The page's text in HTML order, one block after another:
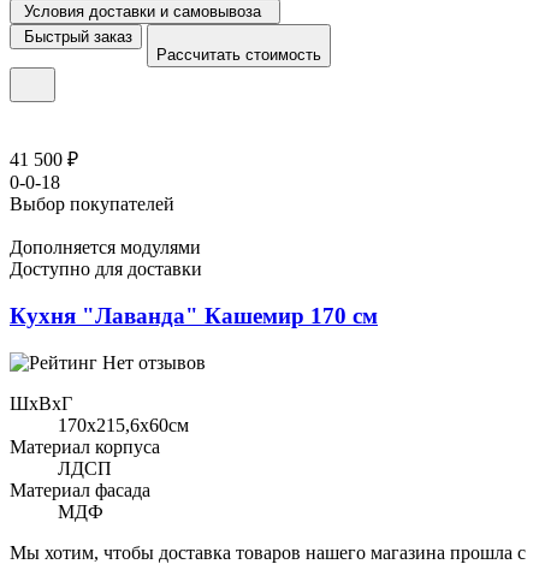
Условия доставки и самовывоза
Быстрый заказ
Рассчитать стоимость
41 500 ₽
0-0-18
Выбор покупателей
Дополняется модулями
Доступно для доставки
Кухня "Лаванда" Кашемир 170 см
Нет отзывов
ШхВхГ
170x215,6х60см
Материал корпуса
ЛДСП
Материал фасада
МДФ
Мы хотим, чтобы доставка товаров нашего магазина прошла с